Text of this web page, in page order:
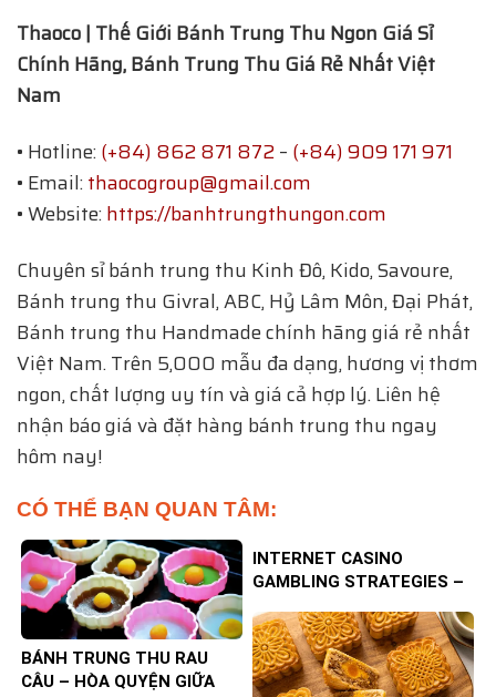
Thaoco | Thế Giới Bánh Trung Thu Ngon Giá Sỉ
Chính Hãng, Bánh Trung Thu Giá Rẻ Nhất Việt
Nam
• Hotline: (+84) 862 871 872– (+84) 909 171 971
• Email: thaocogroup@gmail.com
• Website: https://banhtrungthungon.com
Chuyên sỉ bánh trung thu Kinh Đô, Kido, Savoure,
Bánh trung thu Givral, ABC, Hỷ Lâm Môn, Đại Phát,
Bánh trung thu Handmade chính hãng giá rẻ nhất
Việt Nam. Trên 5,000 mẫu đa dạng, hương vị thơm
ngon, chất lượng uy tín và giá cả hợp lý. Liên hệ
nhận báo giá và đặt hàng bánh trung thu ngay
hôm nay!
CÓ THỂ BẠN QUAN TÂM:
BÁNH TRUNG THU RAU
CÂU – HÒA QUYỆN GIỮA
INTERNET CASINO
GAMBLING STRATEGIES –
CHANCES OF WINNING